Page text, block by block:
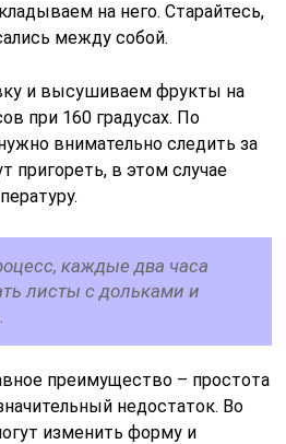
на него. Старайтесь,
между собой.
и высушиваем фрукты на
при 160 градусах. По
внимательно следить за
пригореть, в этом случае
каждые два часа
листы с дольками и
преимущество – простота
недостаток. Во
изменить форму и